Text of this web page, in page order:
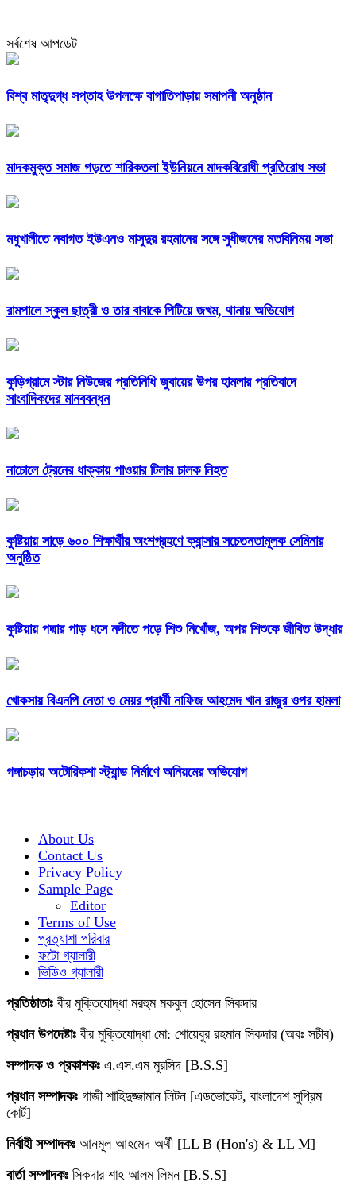
সর্বশেষ আপডেট
বিশ্ব মাতৃদুগ্ধ সপ্তাহ উপলক্ষে বাগাতিপাড়ায় সমাপনী অনুষ্ঠান
মাদকমুক্ত সমাজ গড়তে শারিকতলা ইউনিয়নে মাদকবিরোধী প্রতিরোধ সভা
মধুখালীতে নবাগত ইউএনও মাসুদুর রহমানের সঙ্গে সুধীজনের মতবিনিময় সভা
রামপালে স্কুল ছাত্রী ও তার বাবাকে পিটিয়ে জখম, থানায় অভিযোগ
কুড়িগ্রামে স্টার নিউজের প্রতিনিধি জুবায়ের উপর হামলার প্রতিবাদে
সাংবাদিকদের মানববন্ধন
নাচোলে ট্রেনের ধাক্কায় পাওয়ার টিলার চালক নিহত
কুষ্টিয়ায় সাড়ে ৬০০ শিক্ষার্থীর অংশগ্রহণে ক্যান্সার সচেতনতামূলক সেমিনার
অনুষ্ঠিত
কুষ্টিয়ায় পদ্মার পাড় ধসে নদীতে পড়ে শিশু নিখোঁজ, অপর শিশুকে জীবিত উদ্ধার
খোকসায় বিএনপি নেতা ও মেয়র প্রার্থী নাফিজ আহমেদ খান রাজুর ওপর হামলা
গঙ্গাচড়ায় অটোরিকশা স্ট্যান্ড নির্মাণে অনিয়মের অভিযোগ
About Us
Contact Us
Privacy Policy
Sample Page
Editor
Terms of Use
প্রত্যাশা পরিবার
ফটো গ্যালারী
ভিডিও গ্যালারী
প্রতিষ্ঠাতাঃ বীর মুক্তিযোদ্ধা মরহুম মকবুল হোসেন সিকদার
প্রধান উপদেষ্টাঃ বীর মুক্তিযোদ্ধা মো: শোয়েবুর রহমান সিকদার (অবঃ সচীব)
সম্পাদক ও প্রকাশকঃ এ.এস.এম মুরসিদ [B.S.S]
প্রধান সম্পাদকঃ গাজী শাহিদুজ্জামান লিটন [এডভোকেট, বাংলাদেশ সুপ্রিম
কোর্ট]
নির্বাহী সম্পাদকঃ আনমূল আহমেদ অর্থী [LL B (Hon's) & LL M]
বার্তা সম্পাদকঃ সিকদার শাহ আলম লিমন [B.S.S]